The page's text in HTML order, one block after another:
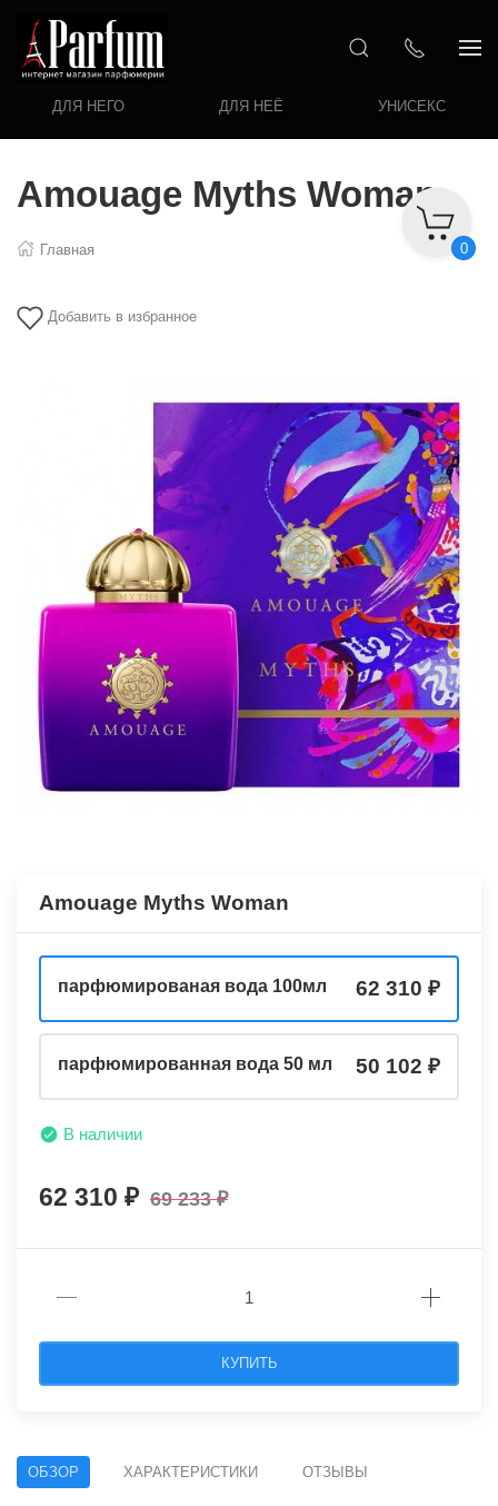
ДЛЯ НЕГО ДЛЯ НЕЁ УНИСЕКС
0
Amouage Myths Woman
Главная
Добавить в избранное
Amouage Myths Woman
парфюмированая вода 100мл 62 310
парфюмированная вода 50 мл 50 102
В наличии
62 310 69 233
КУПИТЬ
ОБЗОР ХАРАКТЕРИСТИКИ ОТЗЫВЫ